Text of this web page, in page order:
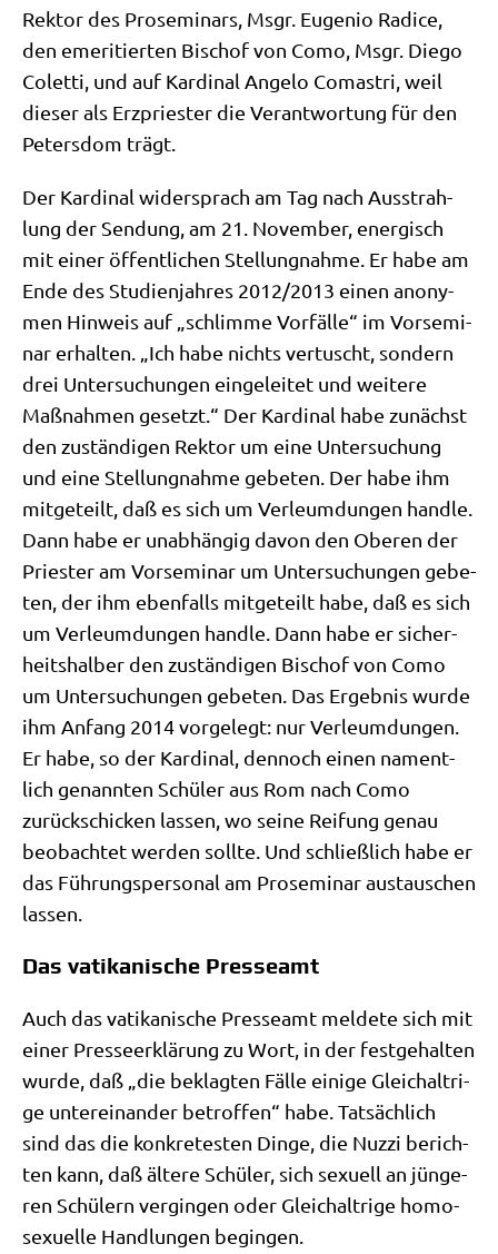
Rek­tor des Pro­se­mi­nars, Msgr. Euge­nio Radi­ce,
den eme­ri­tier­ten Bischof von Como, Msgr. Die­go
Colet­ti, und auf Kar­di­nal Ange­lo Coma­stri, weil
die­ser als Erz­prie­ster die Ver­ant­wor­tung für den
Peters­dom trägt.
Der Kar­di­nal wider­sprach am Tag nach Aus­strah­
lung der Sen­dung, am 21. Novem­ber, ener­gisch
mit einer öffent­li­chen Stel­lung­nah­me. Er habe am
Ende des Stu­di­en­jah­res 2012/​2013 einen anony­
men Hin­weis auf „schlim­me Vor­fäl­le“ im Vor­se­mi­
nar erhal­ten. „Ich habe nichts ver­tuscht, son­dern
drei Unter­su­chun­gen ein­ge­lei­tet und wei­te­re
Maß­nah­men gesetzt.“ Der Kar­di­nal habe zunächst
den zustän­di­gen Rek­tor um eine Unter­su­chung
und eine Stel­lung­nah­me gebe­ten. Der habe ihm
mit­ge­teilt, daß es sich um Ver­leum­dun­gen hand­le.
Dann habe er unab­hän­gig davon den Obe­ren der
Prie­ster am Vor­se­mi­nar um Unter­su­chun­gen gebe­
ten, der ihm eben­falls mit­ge­teilt habe, daß es sich
um Ver­leum­dun­gen hand­le. Dann habe er sicher­
heits­hal­ber den zustän­di­gen Bischof von Como
um Unter­su­chun­gen gebe­ten. Das Ergeb­nis wur­de
ihm Anfang 2014 vor­ge­legt: nur Ver­leum­dun­gen.
Er habe, so der Kar­di­nal, den­noch einen nament­
lich genann­ten Schü­ler aus Rom nach Como
zurück­schicken las­sen, wo sei­ne Rei­fung genau
beob­ach­tet wer­den soll­te. Und schließ­lich habe er
das Füh­rungs­per­so­nal am Pro­se­mi­nar aus­tau­schen
lassen.
Das vatikanische Presseamt
Auch das vati­ka­ni­sche Pres­se­amt mel­de­te sich mit
einer Pres­se­er­klä­rung zu Wort, in der fest­ge­hal­ten
wur­de, daß „die beklag­ten Fäl­le eini­ge Gleich­alt­ri­
ge unter­ein­an­der betrof­fen“ habe. Tat­säch­lich
sind das die kon­kre­te­sten Din­ge, die Nuz­zi berich­
ten kann, daß älte­re Schü­ler, sich sexu­ell an jün­ge­
ren Schü­lern ver­gin­gen oder Gleich­alt­ri­ge homo­
se­xu­el­le Hand­lun­gen begingen.